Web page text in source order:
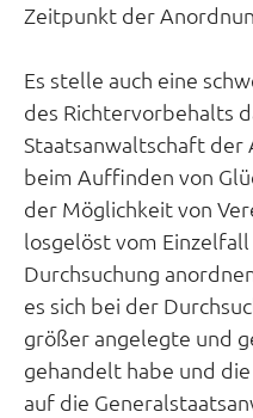
Zeitpunkt der
Es stelle auch eine
des Richtervorbehalts
Staatsanwaltschaft der
beim Auffinden von
der Möglichkeit von
losgelöst vom
Durchsuchung
es sich bei der
größer angelegte und
gehandelt habe und
auf die